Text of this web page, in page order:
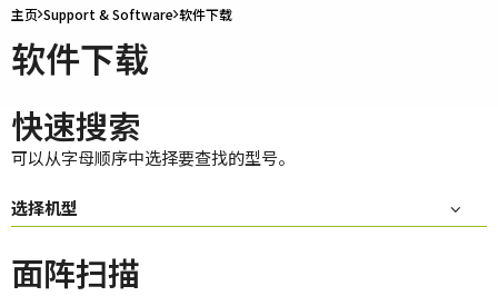
主页 Support & Software 软件下载
软件下载
快速搜索
可以从字母顺序中选择要查找的型号。
选择机型
面阵扫描